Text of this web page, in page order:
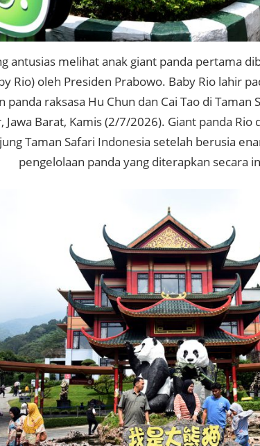
antusias melihat anak giant panda pertama
Rio) oleh Presiden Prabowo. Baby Rio lahir
panda raksasa Hu Chun dan Cai Tao di Taman
Jawa Barat, Kamis (2/7/2026). Giant panda
Taman Safari Indonesia setelah berusia
pengelolaan panda yang diterapkan secara